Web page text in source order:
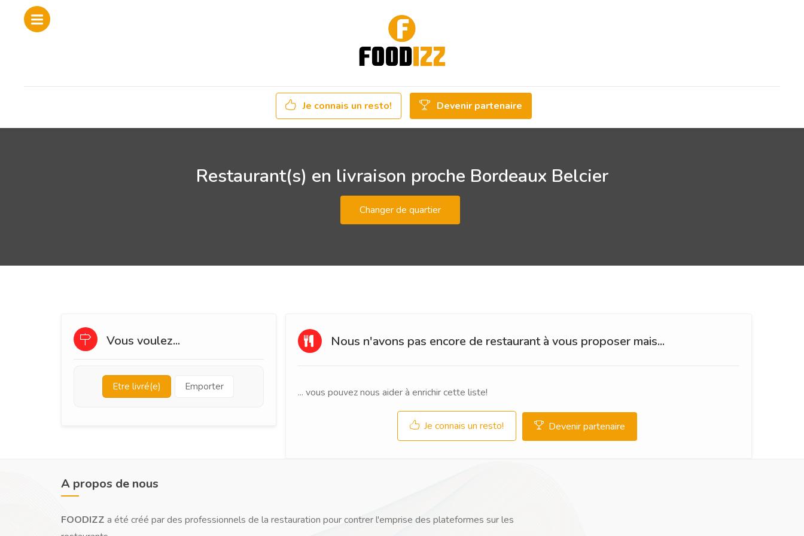
Je connais un resto! Devenir partenaire
Restaurant(s) en livraison proche Bordeaux Belcier
Changer de quartier
Vous voulez...
Etre livré(e) Emporter
Nous n'avons pas encore de restaurant à vous proposer mais...
... vous pouvez nous aider à enrichir cette liste!
Je connais un resto! Devenir partenaire
A propos de nous
FOODIZZ a été créé par des professionnels de la restauration pour contrer l'emprise des plateformes sur les